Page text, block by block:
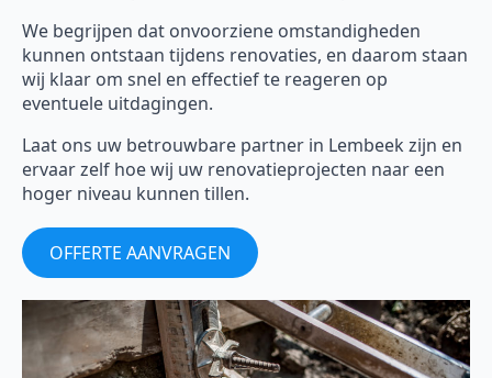
We begrijpen dat onvoorziene omstandigheden
kunnen ontstaan tijdens renovaties, en daarom staan
wij klaar om snel en effectief te reageren op
eventuele uitdagingen.
Laat ons uw betrouwbare partner in Lembeek zijn en
ervaar zelf hoe wij uw renovatieprojecten naar een
hoger niveau kunnen tillen.
OFFERTE AANVRAGEN